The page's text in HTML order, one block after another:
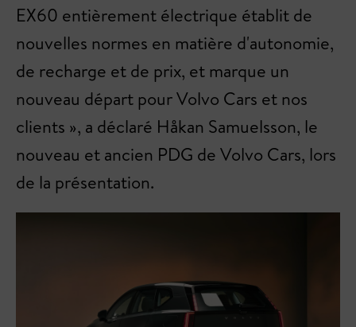
EX60 entièrement électrique établit de
nouvelles normes en matière d'autonomie,
de recharge et de prix, et marque un
nouveau départ pour Volvo Cars et nos
clients », a déclaré Håkan Samuelsson, le
nouveau et ancien PDG de Volvo Cars, lors
de la présentation.